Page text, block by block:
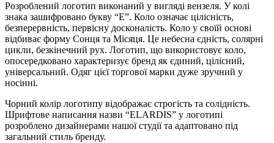
Розроблений логотип виконаний у вигляді вензеля. У колі
знака зашифровано букву “E”. Коло означає цілісність,
безперервність, первісну досконалість. Коло у своїй основі
відбиває форму Сонця та Місяця. Це небесна єдність, солярні
цикли, безкінечний рух. Логотип, що використовує коло,
опосередковано характеризує бренд як єдиний, цілісний,
універсальний. Одяг цієї торгової марки дуже зручний у
носінні.
Чорний колір логотипу відображає строгість та солідність.
Шрифтове написання назви “ELARDIS” у логотипі
розроблено дизайнерами нашої студії та адаптовано під
загальний стиль бренду.